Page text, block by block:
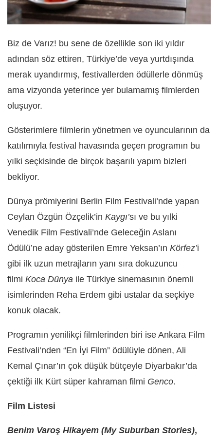
Biz de Varız! bu sene de özellikle son iki yıldır
adından söz ettiren, Türkiye’de veya yurtdışında
merak uyandırmış, festivallerden ödüllerle dönmüş
ama vizyonda yeterince yer bulamamış filmlerden
oluşuyor.
Gösterimlere filmlerin yönetmen ve oyuncularının da
katılımıyla festival havasında geçen programın bu
yılki seçkisinde de birçok başarılı yapım bizleri
bekliyor.
Dünya prömiyerini Berlin Film Festivali’nde yapan
Ceylan Özgün Özçelik’in Kaygı’sı ve bu yılki
Venedik Film Festivali’nde Geleceğin Aslanı
Ödülü’ne aday gösterilen Emre Yeksan’ın Körfez’i
gibi ilk uzun metrajların yanı sıra dokuzuncu
filmi Koca Dünya ile Türkiye sinemasının önemli
isimlerinden Reha Erdem gibi ustalar da seçkiye
konuk olacak.
Programın yenilikçi filmlerinden biri ise Ankara Film
Festivali’nden “En İyi Film” ödülüyle dönen, Ali
Kemal Çınar’ın çok düşük bütçeyle Diyarbakır’da
çektiği ilk Kürt süper kahraman filmi Genco.
Film Listesi
Benim Varoş Hikayem (My Suburban Stories),